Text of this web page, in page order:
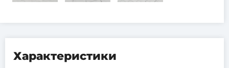
Характеристики